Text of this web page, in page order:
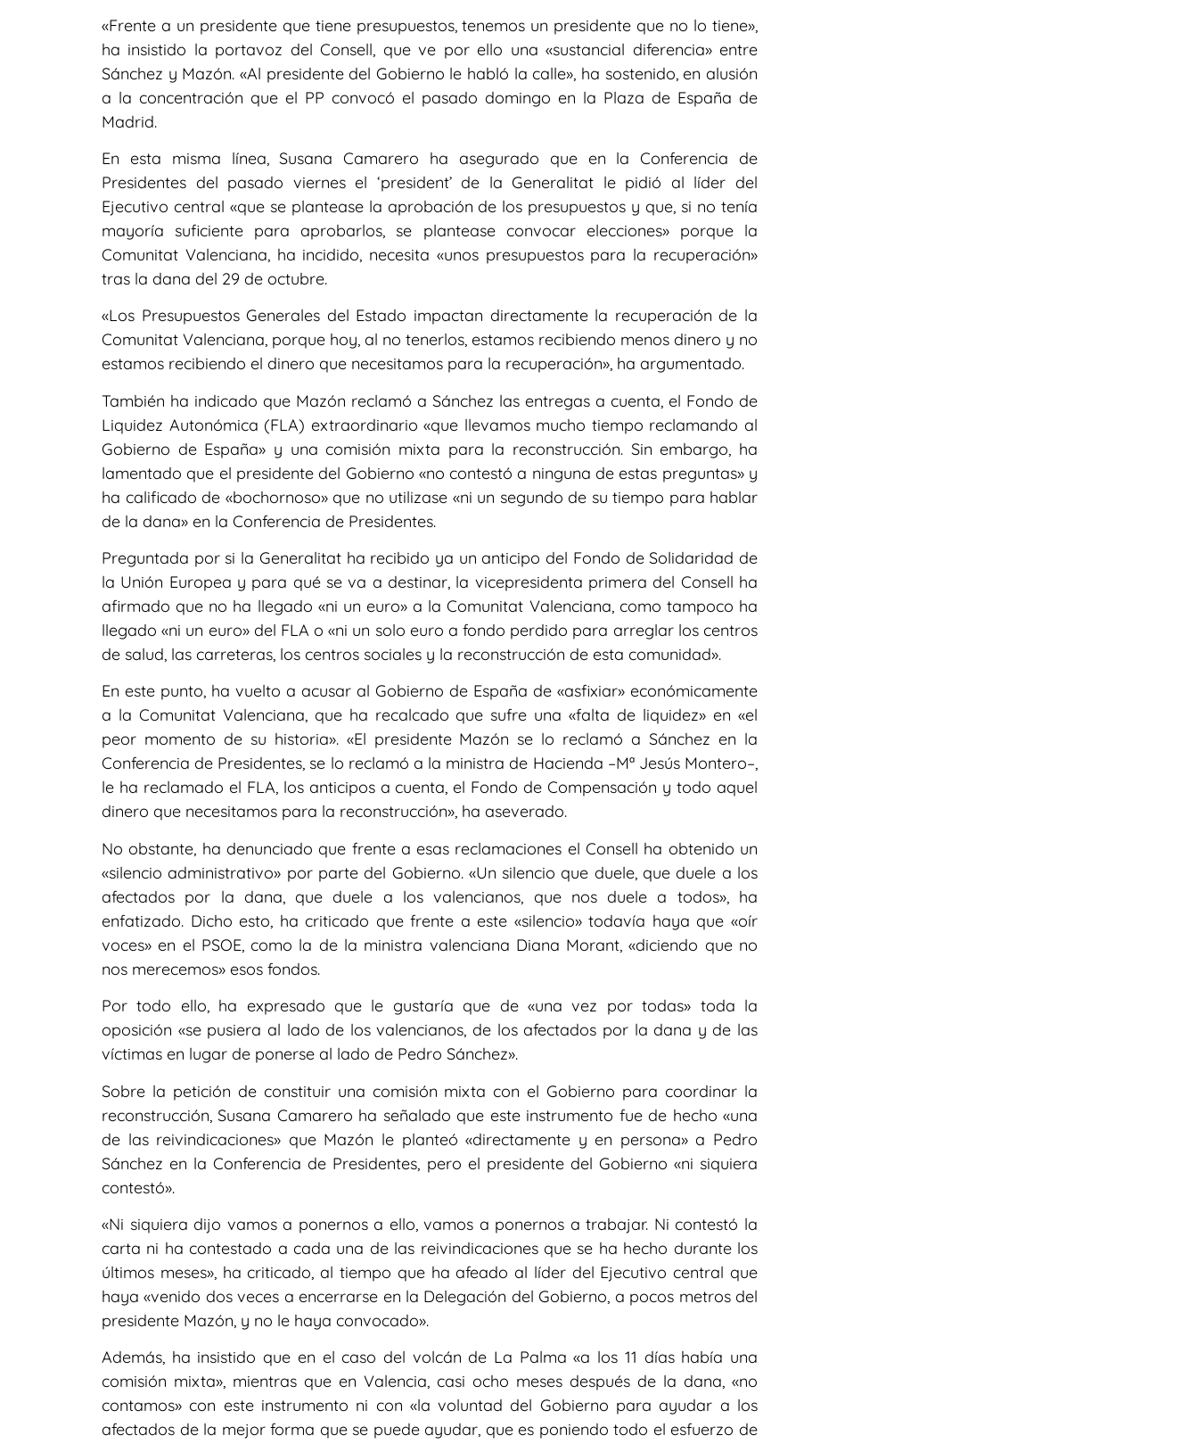
«Frente a un presidente que tiene presupuestos, tenemos un presidente que no lo tiene»,
ha insistido la portavoz del Consell, que ve por ello una «sustancial diferencia» entre
Sánchez y Mazón. «Al presidente del Gobierno le habló la calle», ha sostenido, en alusión
a la concentración que el PP convocó el pasado domingo en la Plaza de España de
Madrid.
En esta misma línea, Susana Camarero ha asegurado que en la Conferencia de
Presidentes del pasado viernes el ‘president’ de la Generalitat le pidió al líder del
Ejecutivo central «que se plantease la aprobación de los presupuestos y que, si no tenía
mayoría suficiente para aprobarlos, se plantease convocar elecciones» porque la
Comunitat Valenciana, ha incidido, necesita «unos presupuestos para la recuperación»
tras la dana del 29 de octubre.
«Los Presupuestos Generales del Estado impactan directamente la recuperación de la
Comunitat Valenciana, porque hoy, al no tenerlos, estamos recibiendo menos dinero y no
estamos recibiendo el dinero que necesitamos para la recuperación», ha argumentado.
También ha indicado que Mazón reclamó a Sánchez las entregas a cuenta, el Fondo de
Liquidez Autonómica (FLA) extraordinario «que llevamos mucho tiempo reclamando al
Gobierno de España» y una comisión mixta para la reconstrucción. Sin embargo, ha
lamentado que el presidente del Gobierno «no contestó a ninguna de estas preguntas» y
ha calificado de «bochornoso» que no utilizase «ni un segundo de su tiempo para hablar
de la dana» en la Conferencia de Presidentes.
Preguntada por si la Generalitat ha recibido ya un anticipo del Fondo de Solidaridad de
la Unión Europea y para qué se va a destinar, la vicepresidenta primera del Consell ha
afirmado que no ha llegado «ni un euro» a la Comunitat Valenciana, como tampoco ha
llegado «ni un euro» del FLA o «ni un solo euro a fondo perdido para arreglar los centros
de salud, las carreteras, los centros sociales y la reconstrucción de esta comunidad».
En este punto, ha vuelto a acusar al Gobierno de España de «asfixiar» económicamente
a la Comunitat Valenciana, que ha recalcado que sufre una «falta de liquidez» en «el
peor momento de su historia». «El presidente Mazón se lo reclamó a Sánchez en la
Conferencia de Presidentes, se lo reclamó a la ministra de Hacienda –Mª Jesús Montero–,
le ha reclamado el FLA, los anticipos a cuenta, el Fondo de Compensación y todo aquel
dinero que necesitamos para la reconstrucción», ha aseverado.
No obstante, ha denunciado que frente a esas reclamaciones el Consell ha obtenido un
«silencio administrativo» por parte del Gobierno. «Un silencio que duele, que duele a los
afectados por la dana, que duele a los valencianos, que nos duele a todos», ha
enfatizado. Dicho esto, ha criticado que frente a este «silencio» todavía haya que «oír
voces» en el PSOE, como la de la ministra valenciana Diana Morant, «diciendo que no
nos merecemos» esos fondos.
Por todo ello, ha expresado que le gustaría que de «una vez por todas» toda la
oposición «se pusiera al lado de los valencianos, de los afectados por la dana y de las
víctimas en lugar de ponerse al lado de Pedro Sánchez».
Sobre la petición de constituir una comisión mixta con el Gobierno para coordinar la
reconstrucción, Susana Camarero ha señalado que este instrumento fue de hecho «una
de las reivindicaciones» que Mazón le planteó «directamente y en persona» a Pedro
Sánchez en la Conferencia de Presidentes, pero el presidente del Gobierno «ni siquiera
contestó».
«Ni siquiera dijo vamos a ponernos a ello, vamos a ponernos a trabajar. Ni contestó la
carta ni ha contestado a cada una de las reivindicaciones que se ha hecho durante los
últimos meses», ha criticado, al tiempo que ha afeado al líder del Ejecutivo central que
haya «venido dos veces a encerrarse en la Delegación del Gobierno, a pocos metros del
presidente Mazón, y no le haya convocado».
Además, ha insistido que en el caso del volcán de La Palma «a los 11 días había una
comisión mixta», mientras que en Valencia, casi ocho meses después de la dana, «no
contamos» con este instrumento ni con «la voluntad del Gobierno para ayudar a los
afectados de la mejor forma que se puede ayudar, que es poniendo todo el esfuerzo de